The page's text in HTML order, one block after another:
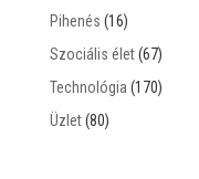
Pihenés (16)
Szociális élet(67)
Technológia (170)
Üzlet(80)